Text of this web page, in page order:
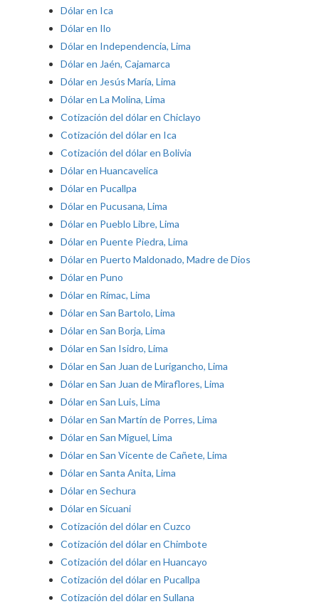
Dólar en Ica
Dólar en Ilo
Dólar en Independencia, Lima
Dólar en Jaén, Cajamarca
Dólar en Jesús María, Lima
Dólar en La Molina, Lima
Cotización del dólar en Chiclayo
Cotización del dólar en Ica
Cotización del dólar en Bolivia
Dólar en Huancavelica
Dólar en Pucallpa
Dólar en Pucusana, Lima
Dólar en Pueblo Libre, Lima
Dólar en Puente Piedra, Lima
Dólar en Puerto Maldonado, Madre de Dios
Dólar en Puno
Dólar en Rímac, Lima
Dólar en San Bartolo, Lima
Dólar en San Borja, Lima
Dólar en San Isidro, Lima
Dólar en San Juan de Lurigancho, Lima
Dólar en San Juan de Miraflores, Lima
Dólar en San Luis, Lima
Dólar en San Martín de Porres, Lima
Dólar en San Miguel, Lima
Dólar en San Vicente de Cañete, Lima
Dólar en Santa Anita, Lima
Dólar en Sechura
Dólar en Sicuani
Cotización del dólar en Cuzco
Cotización del dólar en Chimbote
Cotización del dólar en Huancayo
Cotización del dólar en Pucallpa
Cotización del dólar en Sullana